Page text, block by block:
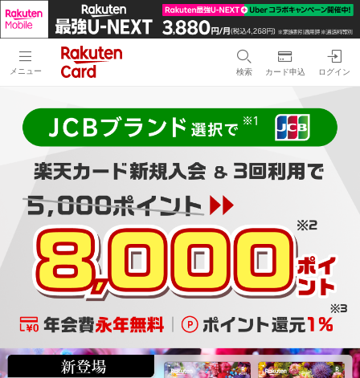
メニュー 検索 カード申込 ログイン